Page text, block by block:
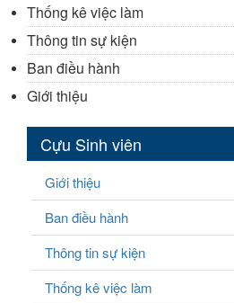
Thống kê việc làm
Thông tin sự kiện
Ban điều hành
Giới thiệu
Cựu Sinh viên
Giới thiệu
Ban điều hành
Thông tin sự kiện
Thống kê việc làm